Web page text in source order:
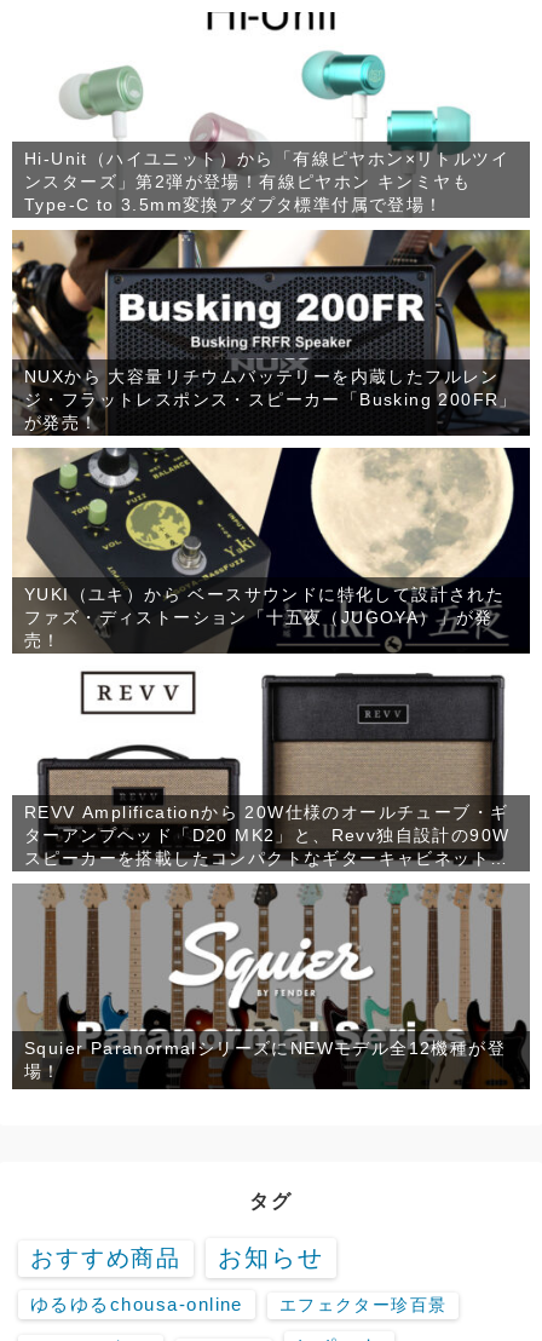
Hi-Unit（ハイユニット）から「有線ピヤホン×リトルツイ
ンスターズ」第2弾が登場！有線ピヤホン キンミヤも
Type-C to 3.5mm変換アダプタ標準付属で登場！
NUXから 大容量リチウムバッテリーを内蔵したフルレン
ジ・フラットレスポンス・スピーカー「Busking 200FR」
が発売！
YUKI（ユキ）から ベースサウンドに特化して設計された
ファズ・ディストーション「十五夜（JUGOYA）」が発
売！
REVV Amplificationから 20W仕様のオールチューブ・ギ
ターアンプヘッド「D20 MK2」と、Revv独自設計の90W
スピーカーを搭載したコンパクトなギターキャビネット
「1×12 RV90」が発売！
Squier ParanormalシリーズにNEWモデル全12機種が登
場！
タグ
おすすめ商品 お知らせ
ゆるゆるchousa-online エフェクター珍百景